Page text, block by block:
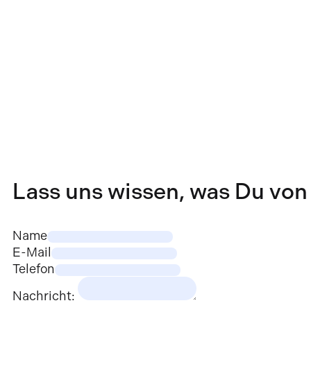
Lass uns wissen, was Du
Name
E-Mail
Telefon
Nachricht: